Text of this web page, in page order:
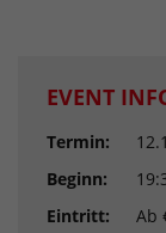
EVENT
Termin:
Beginn:
Eintritt:
Ab